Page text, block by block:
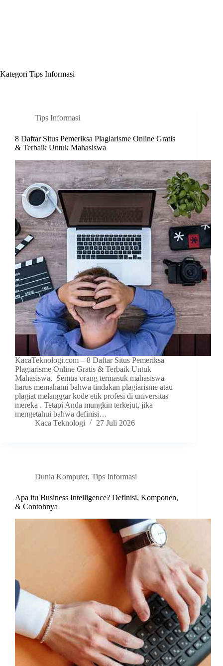
Kategori Tips Informasi
Tips Informasi
8 Daftar Situs Pemeriksa Plagiarisme Online Gratis
& Terbaik Untuk Mahasiswa
KacaTeknologi.com – 8 Daftar Situs Pemeriksa
Plagiarisme Online Gratis & Terbaik Untuk
Mahasiswa, Semua orang termasuk mahasiswa
harus memahami bahwa tindakan plagiarisme atau
plagiat melanggar kode etik profesi di universitas
mereka . Tetapi Anda mungkin terkejut, jika
mengetahui bahwa definisi…
Kaca Teknologi
27 Juli 2026
Dunia Komputer, Tips Informasi
Apa itu Business Intelligence? Definisi, Komponen,
& Contohnya